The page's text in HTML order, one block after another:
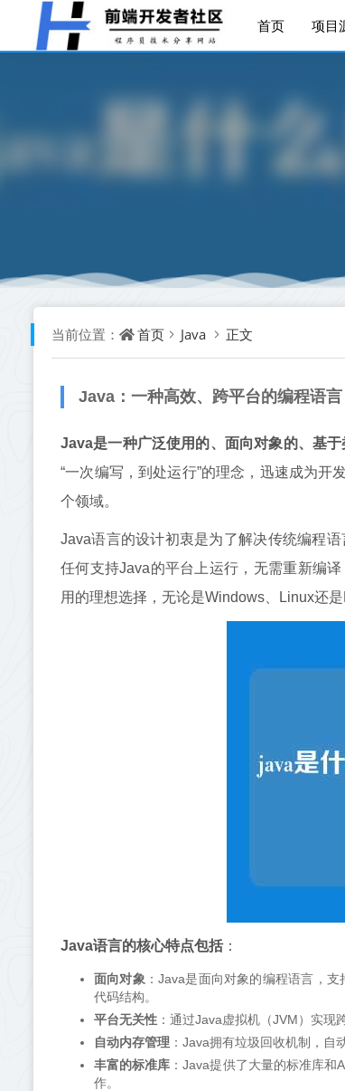
首页 项目
当前位置： 首页 Java 正文
Java：一种高效、跨平台的编程语言
Java是一种广泛使用的、面向对象的、基
“一次编写，到处运行”的理念，迅速成为
个领域。
Java语言的设计初衷是为了解决传统编程
任何支持Java的平台上运行，无需重新编
用的理想选择，无论是Windows、Linux还
Java语言的核心特点包括：
面向对象 ：Java是面向对象的编程语言，
代码结构。
平台无关性：通过Java虚拟机（JVM）实现
自动内存管理：Java拥有垃圾回收机制，自
丰富的标准库 ：Java提供了大量的标准库
作。